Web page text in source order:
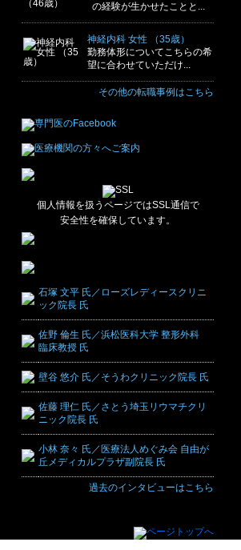
の経験が生かせたことと...
神経内科 女性 （35歳）
勤務体形についてこちらの希
望に合わせていただけ...
その他の転職事例はこちら
個人情報を扱うページではSSL通信で
安全性を確保しています。
石塚 文平 氏／ローズレディースクリニ
ック院長 氏
佐野 倫生 氏／浜松医科大学 整形外科
臨床教授 氏
壁谷 悠介 氏／そうわクリニック院長 氏
佐藤 理仁 氏／さとう埼玉リウマチクリ
ニック院長 氏
小林 奈々 氏／医療法人めぐみ会 自由が
丘メディカルプラザ副院長 氏
過去のインタビューはこちら